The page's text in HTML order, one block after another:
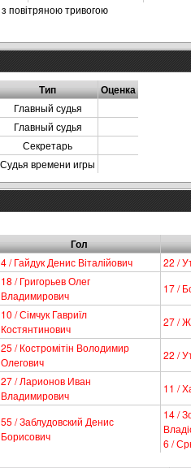
з повітряною тривогою
Тип Оценка
Главный судья
Главный судья
Секретарь
Судья времени игры
Гол
4 / Гайдук Денис Віталійович
22 /
18 / Григорьев Олег
Владимирович
17 /
10 / Сімчук Гавриїл
Костянтинович
27 /
25 / Костромітін Володимир
Олегович
22 /
27 / Ларионов Иван
Владимирович
11 /
55 / Заблудовский Денис
Борисович
14 /
6 /